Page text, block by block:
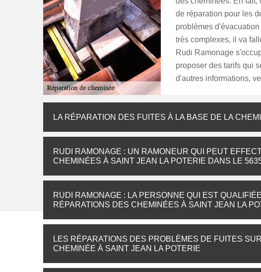
de réparation pour les
problèmes
très complexes, il va
Rudi Ramonage
proposer des tarifs qui
d'autres informations,
LA RÉPARATION DES FUITES À LA BASE DE LA
RUDI RAMONAGE : UN RAMONEUR QUI PEUT
CHEMINÉES À SAINT JEAN LA POTERIE DANS LE
RUDI RAMONAGE : LA PERSONNE QUI EST
RÉPARATIONS DES CHEMINÉES À SAINT JEAN LA
LES RÉPARATIONS DES PROBLÈMES DE FUITES
CHEMINÉE À SAINT JEAN LA POTERIE